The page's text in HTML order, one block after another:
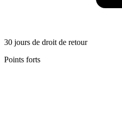
30 jours de droit de retour
Points forts